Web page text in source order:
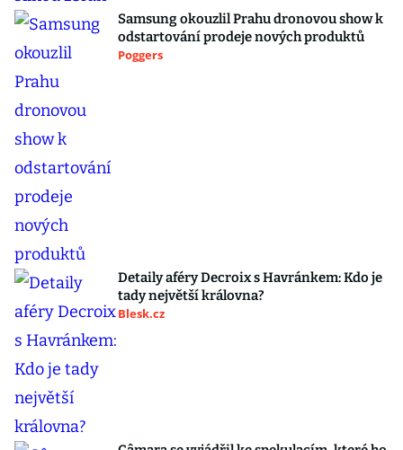
Samsung okouzlil Prahu dronovou show k
odstartování prodeje nových produktů
Poggers
Detaily aféry Decroix s Havránkem: Kdo je
tady největší královna?
Blesk.cz